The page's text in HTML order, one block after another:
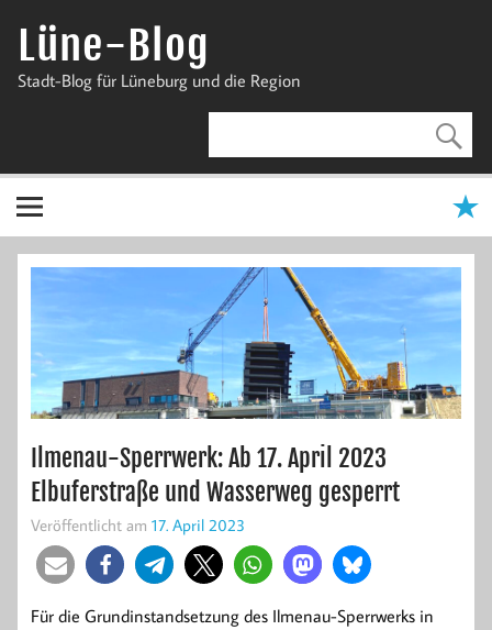
InhaltLüne-Blog
Stadt-Blog für Lüneburg und die Region
Ilmenau-Sperrwerk: Ab 17. April 2023
Elbuferstraße und Wasserweg gesperrt
Veröffentlicht am 17. April 2023
Für die Grundinstandsetzung des Ilmenau-Sperrwerks in